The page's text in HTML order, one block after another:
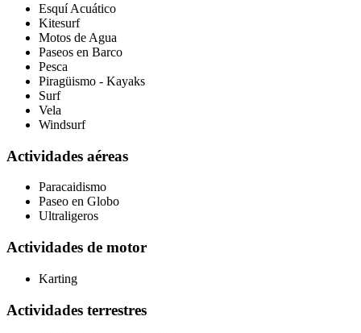
Esquí Acuático
Kitesurf
Motos de Agua
Paseos en Barco
Pesca
Piragüismo - Kayaks
Surf
Vela
Windsurf
Actividades aéreas
Paracaidismo
Paseo en Globo
Ultraligeros
Actividades de motor
Karting
Actividades terrestres